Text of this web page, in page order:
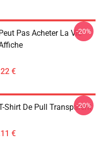
Pas Acheter La Vie
€
-20%
Shirt De Pull Transparent
€
-20%